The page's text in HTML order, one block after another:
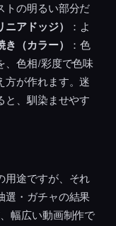
トの明るい部分だ
ニアドッジ）
：よ
き（カラー）
：色
、色相/彩度で色味
方が作れます。迷
と、馴染ませやす
用途ですが、それ
選・ガチャの結果
幅広い動画制作で